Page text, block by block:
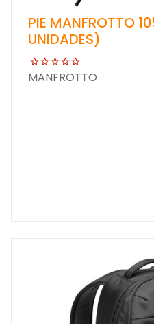
PIE MANFROTTO
UNIDADES)
MANFROTTO